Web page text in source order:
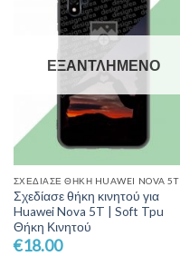
Wishlist
ΕΞΑΝΤΛΗΜΈΝΟ
ΣΧΕΔΊΑΣΕ ΘΉΚΗ HUAWEI NOVA 5T
Σχεδίασε θήκη κινητού για
Huawei Nova 5T | Soft Tpu
Θήκη Κινητού
€18.00